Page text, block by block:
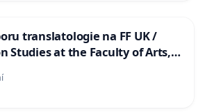
translatologie na FF UK /
Studies at the Faculty of Arts,